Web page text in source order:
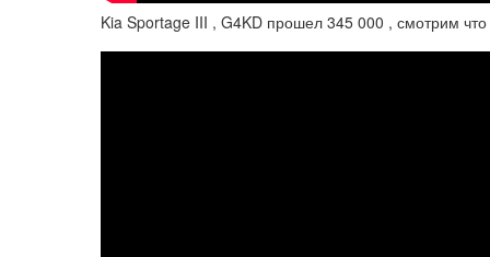
Kia Sportage III , G4KD прошел 345 000 , смотрим что